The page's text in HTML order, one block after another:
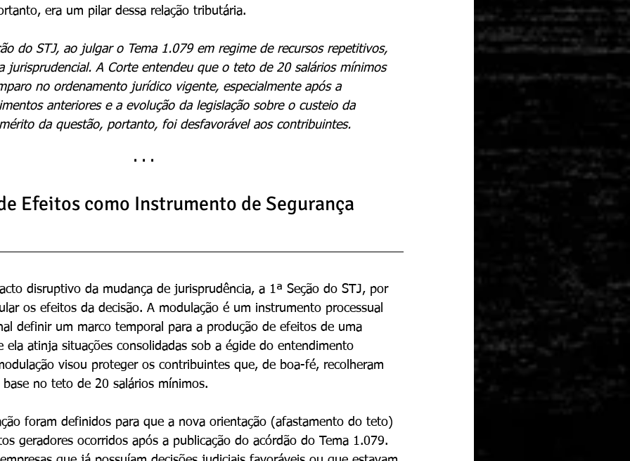
era um pilar dessa relação tributária.
do STJ, ao julgar o Tema 1.079 em regime de recursos repetitivos,
jurisprudencial. A Corte entendeu que o teto de 20 salários mínimos
no ordenamento jurídico vigente, especialmente após a
anteriores e a evolução da legislação sobre o custeio da
da questão, portanto, foi desfavorável aos contribuintes.
· · ·
Efeitos como Instrumento de Segurança
disruptivo da mudança de jurisprudência, a 1ª Seção do STJ, por
os efeitos da decisão. A modulação é um instrumento processual
definir um marco temporal para a produção de efeitos de uma
ela atinja situações consolidadas sob a égide do entendimento
visou proteger os contribuintes que, de boa-fé, recolheram
no teto de 20 salários mínimos.
foram definidos para que a nova orientação (afastamento do teto)
geradores ocorridos após a publicação do acórdão do Tema 1.079.